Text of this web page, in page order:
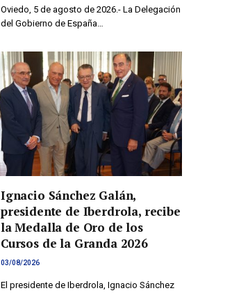
Oviedo, 5 de agosto de 2026.- La Delegación
del Gobierno de España…
Ignacio Sánchez Galán,
presidente de Iberdrola, recibe
la Medalla de Oro de los
Cursos de la Granda 2026
03/08/2026
El presidente de Iberdrola, Ignacio Sánchez